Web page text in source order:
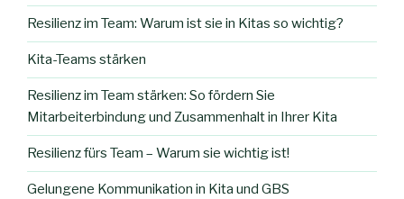
Resilienz im Team: Warum ist sie in Kitas so wichtig?
Kita-Teams stärken
Resilienz im Team stärken: So fördern Sie
Mitarbeiterbindung und Zusammenhalt in Ihrer Kita
Resilienz fürs Team – Warum sie wichtig ist!
Gelungene Kommunikation in Kita und GBS